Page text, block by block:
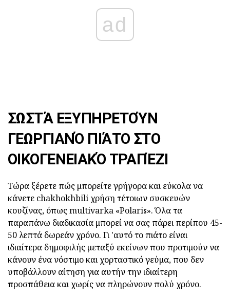
ad
ΣΩΣΤΆ ΕΞΥΠΗΡΕΤΟΎΝ
ΓΕΩΡΓΙΑΝΌ ΠΙΆΤΟ ΣΤΟ
ΟΙΚΟΓΕΝΕΙΑΚΌ ΤΡΑΠΈΖΙ
Τώρα ξέρετε πώς μπορείτε γρήγορα και εύκολα να
κάνετε chakhokhbili χρήση τέτοιων συσκευών
κουζίνας, όπως multivarka «Polaris». Όλα τα
παραπάνω διαδικασία μπορεί να σας πάρει περίπου 45-
50 λεπτά δωρεάν χρόνο. Γι 'αυτό το πιάτο είναι
ιδιαίτερα δημοφιλής μεταξύ εκείνων που προτιμούν να
κάνουν ένα νόστιμο και χορταστικό γεύμα, που δεν
υποβάλλουν αίτηση για αυτήν την ιδιαίτερη
προσπάθεια και χωρίς να πληρώνουν πολύ χρόνο.